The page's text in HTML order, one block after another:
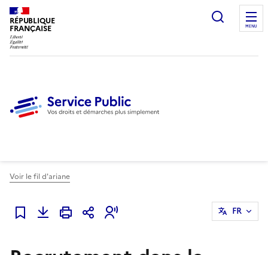
RÉPUBLIQUE
FRANÇAISE
Ouvrir
MENU
Voir le fil d'ariane
Ajouter à mes favoris
FR